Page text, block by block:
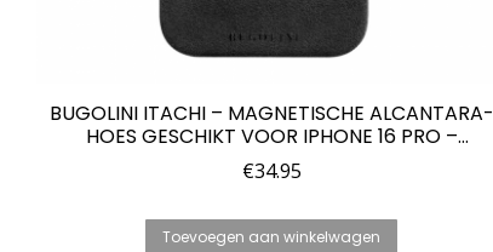
BUGOLINI ITACHI – MAGNETISCHE ALCANTARA-
HOES GESCHIKT VOOR IPHONE 16 PRO –
ACHTERKANT – 9002 ALCANTARA ITALIË
€34.95
Toevoegen aan winkelwagen